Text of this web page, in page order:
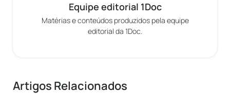
Equipe editorial 1Doc
Matérias e conteúdos produzidos pela equipe
editorial da 1Doc.
Artigos Relacionados